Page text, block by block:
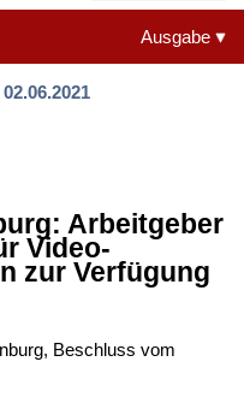
Ausgabe
Arbeitgeber
Video-
zur Verfügung
Beschluss vom